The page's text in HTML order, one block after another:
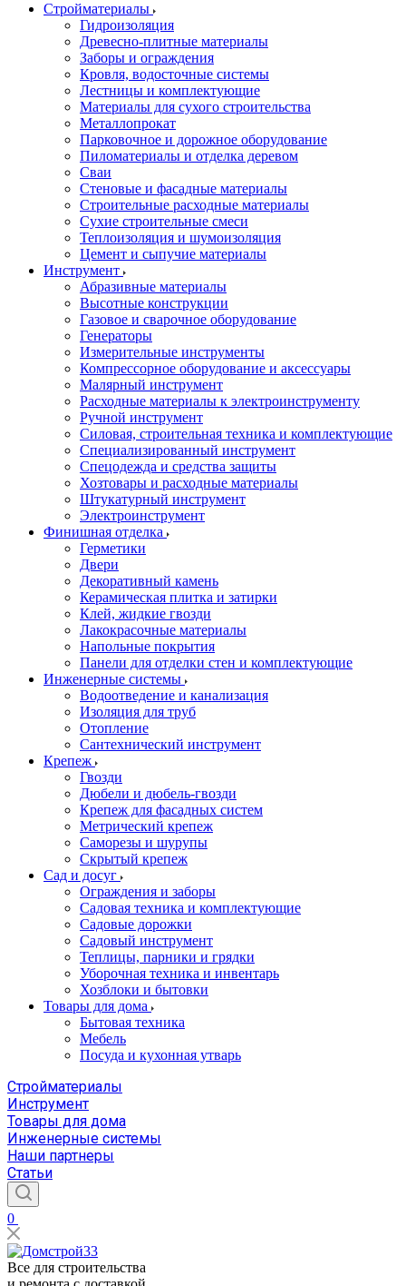
Стройматериалы
Гидроизоляция
Древесно-плитные материалы
Заборы и ограждения
Кровля, водосточные системы
Лестницы и комплектующие
Материалы для сухого строительства
Металлопрокат
Парковочное и дорожное оборудование
Пиломатериалы и отделка деревом
Сваи
Стеновые и фасадные материалы
Строительные расходные материалы
Сухие строительные смеси
Теплоизоляция и шумоизоляция
Цемент и сыпучие материалы
Инструмент
Абразивные материалы
Высотные конструкции
Газовое и сварочное оборудование
Генераторы
Измерительные инструменты
Компрессорное оборудование и аксессуары
Малярный инструмент
Расходные материалы к электроинструменту
Ручной инструмент
Силовая, строительная техника и комплектующие
Специализированный инструмент
Спецодежда и средства защиты
Хозтовары и расходные материалы
Штукатурный инструмент
Электроинструмент
Финишная отделка
Герметики
Двери
Декоративный камень
Керамическая плитка и затирки
Клей, жидкие гвозди
Лакокрасочные материалы
Напольные покрытия
Панели для отделки стен и комплектующие
Инженерные системы
Водоотведение и канализация
Изоляция для труб
Отопление
Сантехнический инструмент
Крепеж
Гвозди
Дюбели и дюбель-гвозди
Крепеж для фасадных систем
Метрический крепеж
Саморезы и шурупы
Скрытый крепеж
Сад и досуг
Ограждения и заборы
Садовая техника и комплектующие
Садовые дорожки
Садовый инструмент
Теплицы, парники и грядки
Уборочная техника и инвентарь
Хозблоки и бытовки
Товары для дома
Бытовая техника
Мебель
Посуда и кухонная утварь
Стройматериалы
Инструмент
Товары для дома
Инженерные системы
Наши партнеры
Статьи
0
Все для строительства